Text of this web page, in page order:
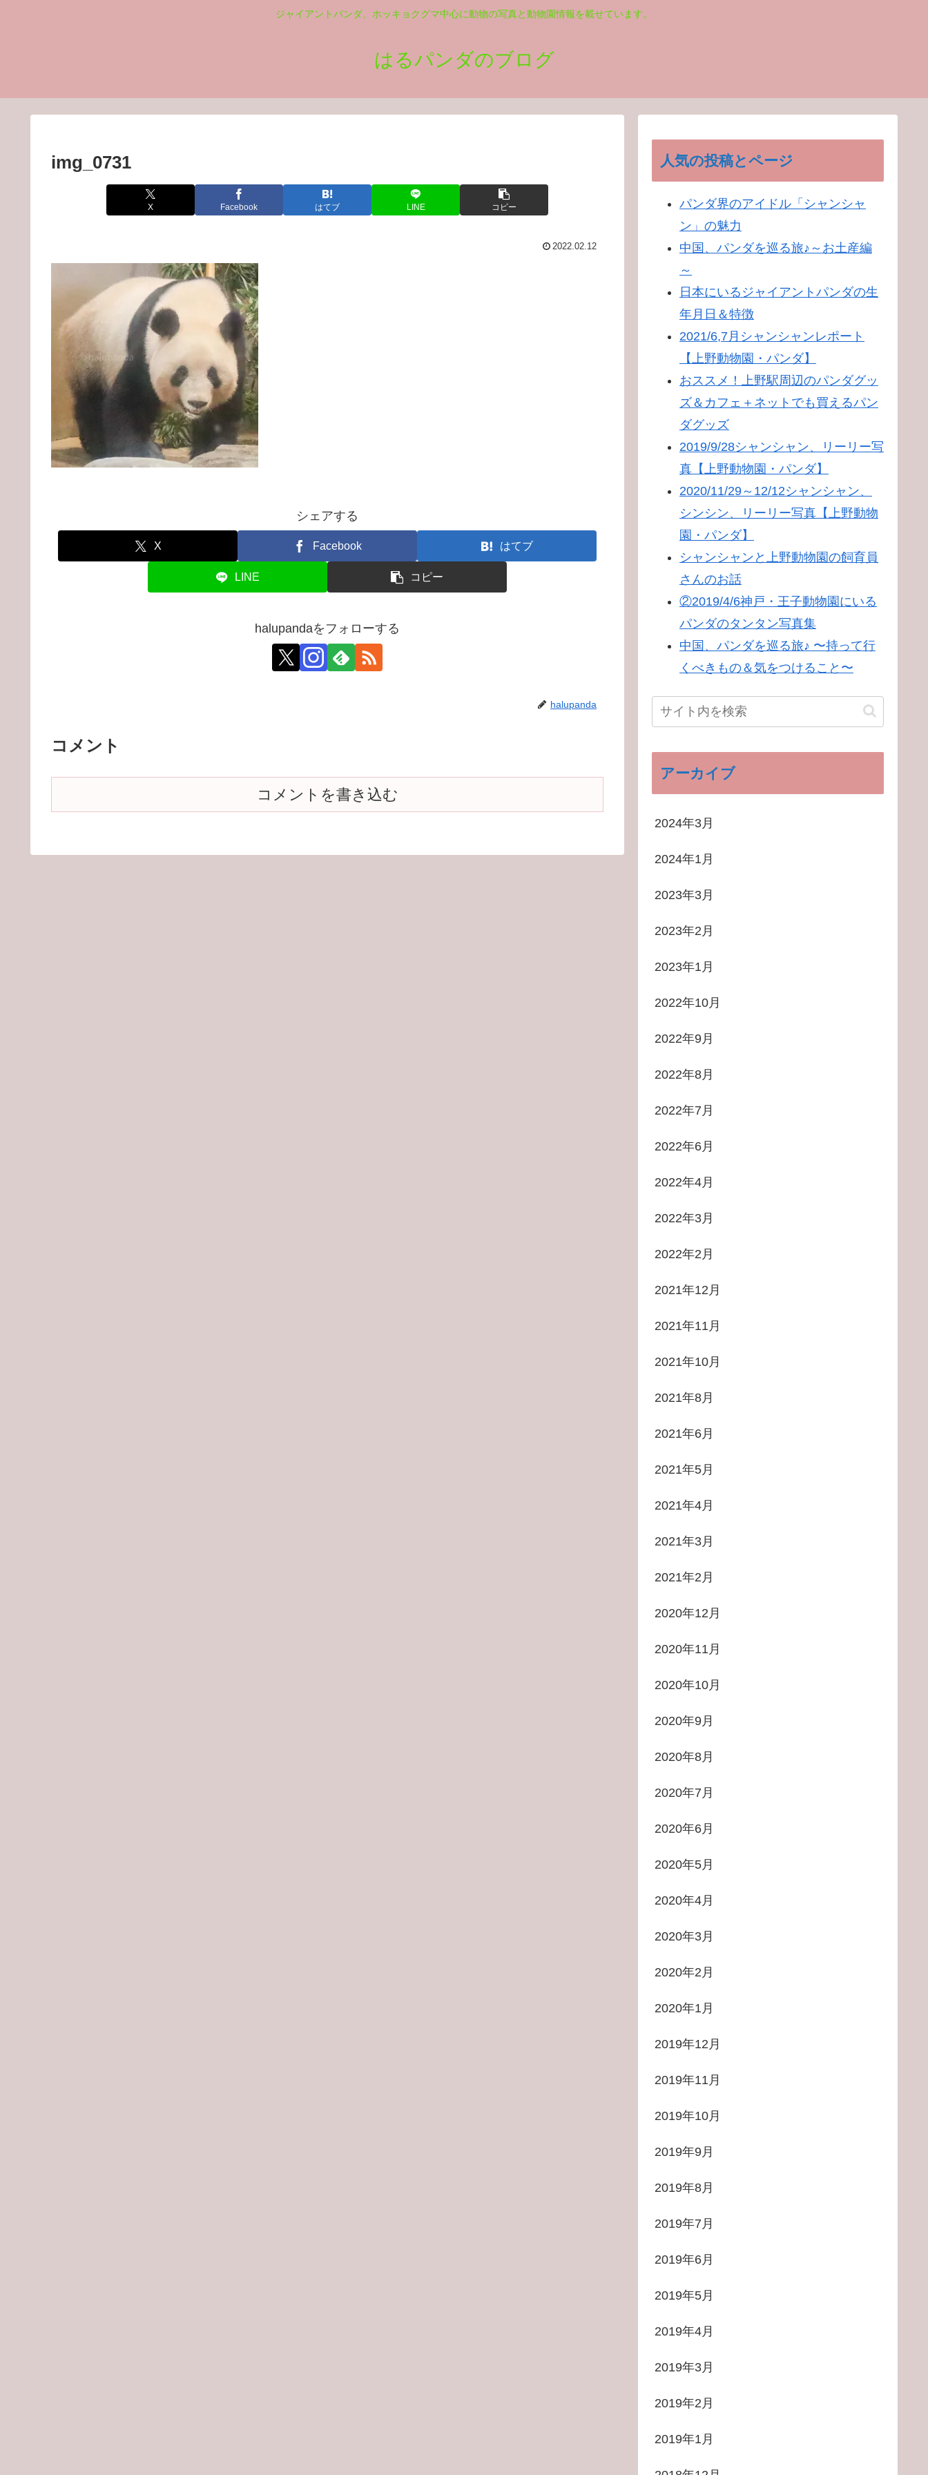
ジャイアントパンダ、ホッキョクグマ中心に動物の写真と動物園情報を載せています。
はるパンダのブログ
img_0731
X Facebook はてブ LINE コピー
2022.02.12
シェアする
X Facebook はてブ
LINE コピー
halupandaをフォローする
halupanda
コメント
コメントを書き込む
人気の投稿とページ
パンダ界のアイドル「シャンシャ
ン」の魅力
中国、パンダを巡る旅♪～お土産編
～
日本にいるジャイアントパンダの生
年月日＆特徴
2021/6,7月シャンシャンレポート
【上野動物園・パンダ】
おススメ！上野駅周辺のパンダグッ
ズ＆カフェ＋ネットでも買えるパン
ダグッズ
2019/9/28シャンシャン、リーリー写
真【上野動物園・パンダ】
2020/11/29～12/12シャンシャン、
シンシン、リーリー写真【上野動物
園・パンダ】
シャンシャンと上野動物園の飼育員
さんのお話
②2019/4/6神戸・王子動物園にいる
パンダのタンタン写真集
中国、パンダを巡る旅♪ 〜持って行
くべきもの＆気をつけること〜
アーカイブ
2024年3月
2024年1月
2023年3月
2023年2月
2023年1月
2022年10月
2022年9月
2022年8月
2022年7月
2022年6月
2022年4月
2022年3月
2022年2月
2021年12月
2021年11月
2021年10月
2021年8月
2021年6月
2021年5月
2021年4月
2021年3月
2021年2月
2020年12月
2020年11月
2020年10月
2020年9月
2020年8月
2020年7月
2020年6月
2020年5月
2020年4月
2020年3月
2020年2月
2020年1月
2019年12月
2019年11月
2019年10月
2019年9月
2019年8月
2019年7月
2019年6月
2019年5月
2019年4月
2019年3月
2019年2月
2019年1月